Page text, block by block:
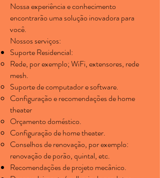
Nossa experiência e conhecimento
encontrarão uma solução inovadora para
você.
Nossos serviços:
Suporte Residencial:
Rede, por exemplo; WiFi, extensores, rede
mesh.
Suporte de computador e software.
Configuração e recomendações de home
theater
Orçamento doméstico.
Configuração de home theater.
Conselhos de renovação, por exemplo:
renovação de porão, quintal, etc.
Recomendações de projeto mecânico.